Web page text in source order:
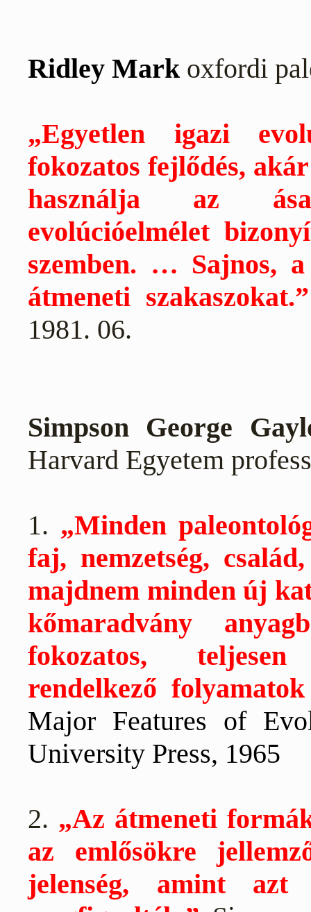
Ridley Markoxfordi
„Egyetlen igazi
fokozatos fejlődés,
használja az
evolúcióelmélet
szemben. … Sajnos,
átmeneti szakaszokat.”
1981. 06.
Simpson George
Harvard Egyetem
1. „Minden
faj, nemzetség,
majdnem minden új
kőmaradvány
fokozatos,
rendelkező
Major Features of
University Press, 1965
2. „Az átmeneti
az emlősökre
jelenség, amint azt